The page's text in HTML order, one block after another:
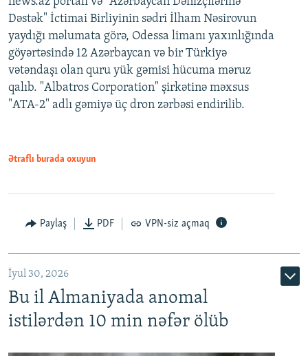
Dəstək" İctimai Birliyinin sədri İlham Nəsirovun
yaydığı məlumata görə, Odessa limanı yaxınlığında
göyərtəsində 12 Azərbaycan və bir Türkiyə
vətəndaşı olan quru yük gəmisi hücuma məruz
qalıb. "Albatros Corporation" şirkətinə məxsus
"ATA-2" adlı gəmiyə üç dron zərbəsi endirilib.
Ətraflı burada oxuyun
Paylaş PDF VPN-siz açmaq
İyul 30, 2026
Bu il Almaniyada anomal
istilərdən 10 min nəfər ölüb